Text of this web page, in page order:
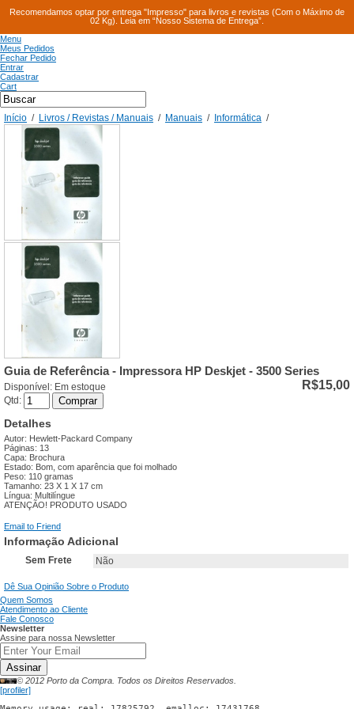
Recomendamos optar por entrega "Impresso" para livros e revistas (Com o Máximo de
02 Kg). Leia em “Nosso Sistema de Entrega”.
Menu
Meus Pedidos
Fechar Pedido
Entrar
Cadastrar
Cart
Início / Livros / Revistas / Manuais / Manuais / Informática /
Guia de Referência - Impressora HP Deskjet - 3500 Series
Disponível: Em estoque R$15,00
Qtd: Comprar
Detalhes
Autor: Hewlett-Packard Company
Páginas: 13
Capa: Brochura
Estado: Bom, com aparência que foi molhado
Peso: 110 gramas
Tamanho: 23 X 1 X 17 cm
Língua: Multilíngue
ATENÇÃO! PRODUTO USADO
Email to Friend
Informação Adicional
Sem Frete Não
Dê Sua Opinião Sobre o Produto
Quem Somos
Atendimento ao Cliente
Fale Conosco
Newsletter
Assine para nossa Newsletter
Assinar
© 2012 Porto da Compra. Todos os Direitos Reservados.
[profiler]